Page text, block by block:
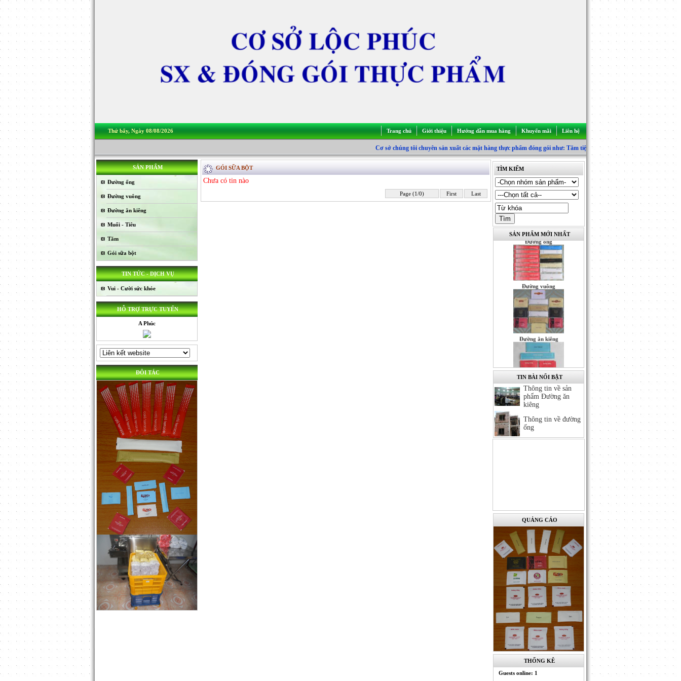
Thứ bẩy, Ngày 08/08/2026 Trang chủ Giới thiệu Hướng dẫn mua hàng Khuyến mãi Liên hệ
Cơ sở chúng tôi chuyên sản xuất các mặt hàng thực phẩm đóng gói như: Tăm tiệt trùng, Đường gói, Đường gậy,
SẢN PHẨM
Đường ống
Đường vuông
Đường ăn kiêng
Muối - Tiêu
Tăm
Gói sữa bột
TIN TỨC - DỊCH VỤ
Vui - Cười sức khỏe
HỖ TRỢ TRỰC TUYẾN
A Phúc
ĐÔI TÁC
GÓI SỮA BỘT
Chưa có tin nào
Page (1/0) First Last
TÌM KIẾM
SẢN PHẨM MỚI NHẤT
Tăm triệt trùng
Muối - Tiêu - Đường
Đường ống
Đường vuông
Đường ăn kiêng
Tăm triệt trùng
Sản phẩm Đường ăn kiêng
TIN BÀI NỔI BẬT
Thông tin về sản
phẩm Đường ăn
kiêng
Thông tin về đường
ống
QUẢNG CÁO
THỐNG KÊ
Guests online: 1